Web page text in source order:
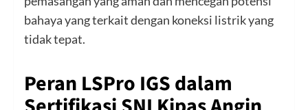
bahaya yang terkait dengan koneksi listrik yang
tidak tepat.
Peran LSPro IGS dalam